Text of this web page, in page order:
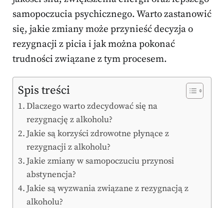
samopoczucia psychicznego. Warto zastanowić
się, jakie zmiany może przynieść decyzja o
rezygnacji z picia i jak można pokonać
trudności związane z tym procesem.
Spis treści
Dlaczego warto zdecydować się na
rezygnację z alkoholu?
Jakie są korzyści zdrowotne płynące z
rezygnacji z alkoholu?
Jakie zmiany w samopoczuciu przynosi
abstynencja?
Jakie są wyzwania związane z rezygnacją z
alkoholu?